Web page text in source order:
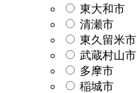
東大和市
清瀬市
東久留米市
武蔵村山市
多摩市
稲城市